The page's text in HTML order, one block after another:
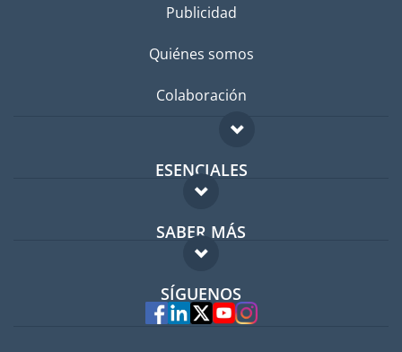
Publicidad
Quiénes somos
Colaboración
ESENCIALES
Foro para expatriados
Guía para expatriados
Trabajos en el extranjero
SABER MÁS
FAQ
Expertos
SÍGUENOS